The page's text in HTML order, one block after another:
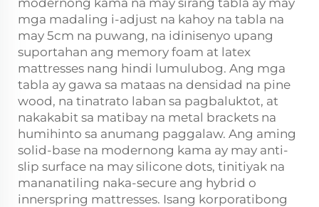
modernong kama na may sirang tabla ay may
mga madaling i-adjust na kahoy na tabla na
may 5cm na puwang, na idinisenyo upang
suportahan ang memory foam at latex
mattresses nang hindi lumulubog. Ang mga
tabla ay gawa sa mataas na densidad na pine
wood, na tinatrato laban sa pagbaluktot, at
nakakabit sa matibay na metal brackets na
humihinto sa anumang paggalaw. Ang aming
solid-base na modernong kama ay may anti-
slip surface na may silicone dots, tinitiyak na
mananatiling naka-secure ang hybrid o
innerspring mattresses. Isang korporatibong